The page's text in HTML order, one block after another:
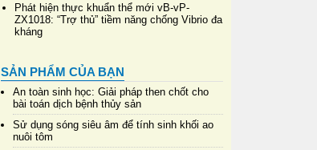
Phát hiện thực khuẩn thể mới vB-vP-
ZX1018: “Trợ thủ” tiềm năng chống Vibrio đa
kháng
SẢN PHẨM CỦA BẠN
An toàn sinh học: Giải pháp then chốt cho
bài toán dịch bệnh thủy sản
Sử dụng sóng siêu âm để tính sinh khối ao
nuôi tôm